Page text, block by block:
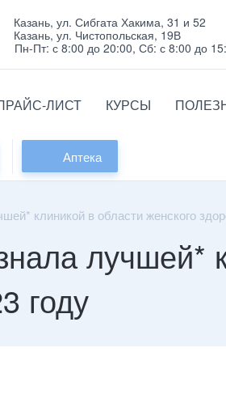
Казань, ул. Сибгата Хакима, 31 и 52
Казань, ул. Чистопольская, 19В
Пн-Пт: с 8:00 до 20:00, Сб: с 8:00 до
ЛИСТ КУРСЫ
Аптека
клиникой в области женского
лучшей*
году